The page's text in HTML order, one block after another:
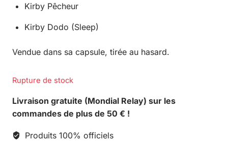
Kirby Pêcheur
Kirby Dodo (Sleep)
Vendue dans sa capsule, tirée au hasard.
Rupture de stock
Livraison gratuite (Mondial Relay) sur les
commandes de plus de 50 € !
Produits 100% officiels